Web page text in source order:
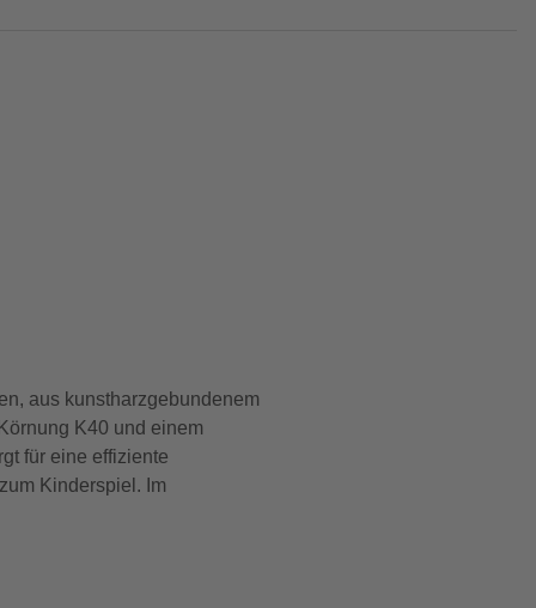
aus kunstharzgebundenem
K40 und einem
für eine effiziente
Kinderspiel. Im